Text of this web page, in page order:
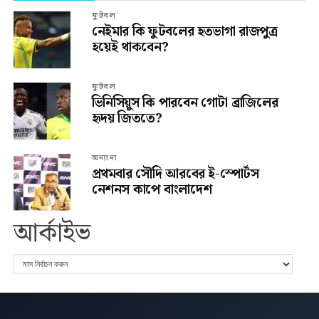
ফুটবল
নেইমার কি ফুটবলের হতভাগা রাজপুত্র
হয়েই থাকবেন?
ফুটবল
ভিনিসিয়ুস কি পারবেন গোটা ব্রাজিলের
হৃদয় জিততে?
অন্যান্য
প্রথমবার সৌদি আরবের ই-স্পোর্টস
নেশনস কাপে বাংলাদেশ
আর্কাইভ